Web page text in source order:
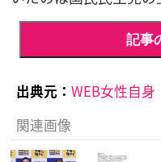
記事
出典元： WEB女性自身
関連画像